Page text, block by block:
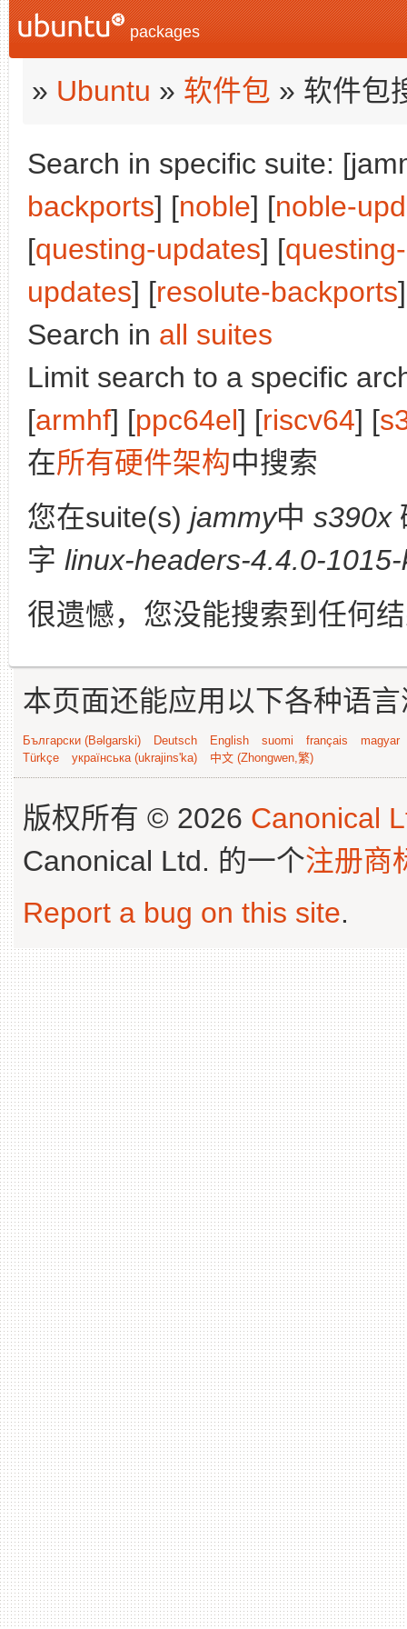
packages
» Ubuntu » 软件包 » 软件包
Search in specific suite:
backports] [noble] [noble-
[questing-updates] [
updates] [resolute-backports
Search in all suites
Limit search to a specific
[armhf] [ppc64el] [riscv64] [
在所有硬件架构中搜索
您在suite(s) jammy中 s390x
字 linux-headers-4.4.0-
很遗憾，您没能搜索到任何
本页面还能应用以下各种语
Български (Bəlgarski) Deutsch English suomi français
magyar
Türkçe
українська (ukrajins'ka) 中文 (Zhongwen,繁)
版权所有 © 2026 Canonical
Canonical Ltd. 的一个注册商
Report a bug on this site.